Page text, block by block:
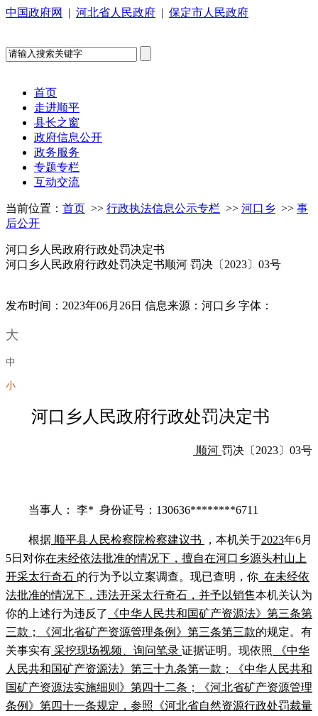
中国政府网 | 河北省人民政府 | 保定市人民政府
首页
走进顺平
县长之窗
政府信息公开
政务服务
专题专栏
互动交流
当前位置： 首页 >> 行政执法信息公示专栏 >> 河口乡 >> 事
后公开
河口乡人民政府行政处罚决定书
河口乡人民政府行政处罚决定书顺河 罚决〔2023〕03号
发布时间：2023年06月26日 信息来源：河口乡 字体：
大
中
小
河口 乡人民政府行政处罚决定书
顺河 罚决〔 2023〕 03号
当事人： 李* 身份证号： 130636********6711
根据 顺平县人民检察院检察建议书 ，本机关于2023年6月
5日对你在未经依法批准的情况下，擅自在河口乡源头村山上
开采太行奇石 的行为予以立案调查。现已查明，你 在未经依
法批准的情况下，违法开采太行奇石，并予以销售本机关认为
你的上述行为违反了
《中华人民共和国矿产资源法》第三条第
三款；《河北省矿产资源管理条例》第三条第三款的规定。有
关事实有 采挖现场视频、询问笔录 证据证明。现依照
《中华
人民共和国矿产资源法》第三十九条第一款；《中华人民共和
国矿产资源法实施细则》第四十二条；《河北省矿产资源管理
条例》第四十一条规定 ，参照《河北省自然资源行政处罚裁量